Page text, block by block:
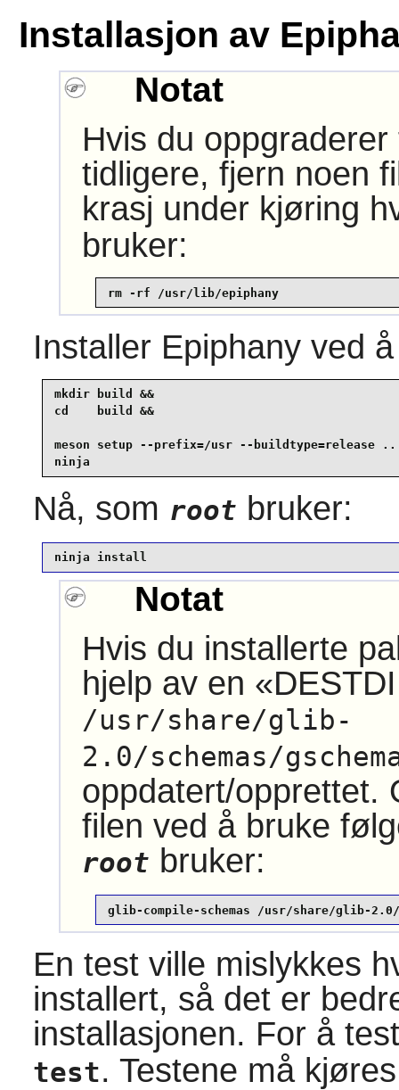
Installasjon av
Notat
Hvis du
tidligere, fjern noen
krasj under kjøring
bruker:
rm -rf /usr/lib/epiphany
Installer Epiphanyved å
mkdir build &&
cd    build &&
meson setup --prefix=/usr --buildtype=release ..
ninja
Nå, som root bruker:
ninja install
Notat
Hvis du installerte
hjelp av en «
/usr/share/glib-
2.0/schemas/
oppdatert/opprettet.
filen ved å bruke
root bruker:
glib-compile-schemas /usr/share/glib-2.0/
En test ville mislykkes
installert, så det er
installasjonen. For å
test. Testene må